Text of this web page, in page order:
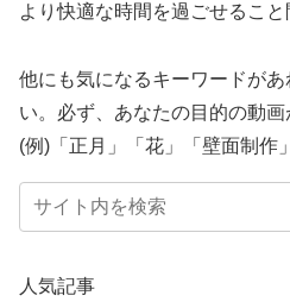
より快適な時間を過ごせること
他にも気になるキーワードが
い。必ず、あなたの目的の
(例)「正月」「花」「壁面制作
人気記事